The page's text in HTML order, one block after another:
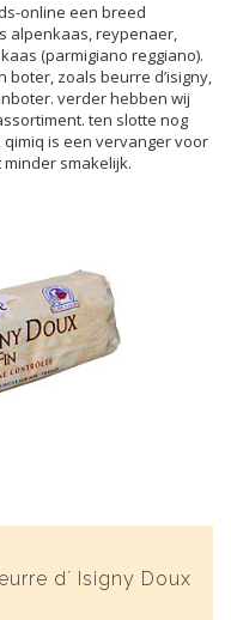
online een breed
alpenkaas, reypenaer,
(parmigiano reggiano).
zoals beurre d’isigny,
verder hebben wij
ten slotte nog
is een vervanger voor
smakelijk.
d´ Isigny Doux